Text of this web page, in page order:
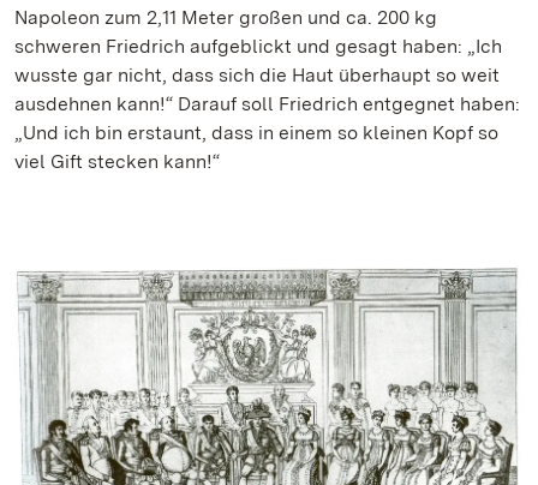
Napoleon zum 2,11 Meter großen und ca. 200 kg
schweren Friedrich aufgeblickt und gesagt haben: „Ich
wusste gar nicht, dass sich die Haut überhaupt so weit
ausdehnen kann!“ Darauf soll Friedrich entgegnet haben:
„Und ich bin erstaunt, dass in einem so kleinen Kopf so
viel Gift stecken kann!“